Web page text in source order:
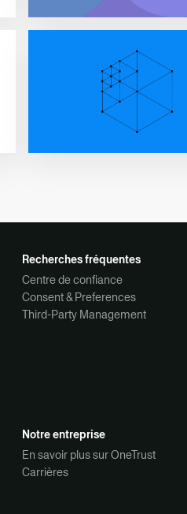
Recherches fréquentes
Centre de confiance
Consent & Preferences
Third-Party Management
Notre entreprise
En savoir plus sur OneTrust
Carrières